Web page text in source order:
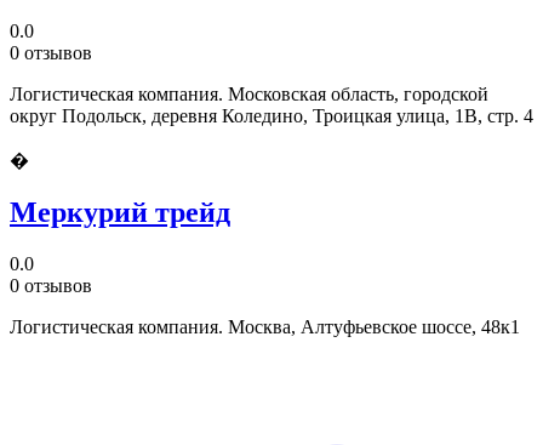
0.0
0 отзывов
Логистическая компания. Московская область, городской
округ Подольск, деревня Коледино, Троицкая улица, 1В, стр. 4
�
Меркурий трейд
0.0
0 отзывов
Логистическая компания. Москва, Алтуфьевское шоссе, 48к1